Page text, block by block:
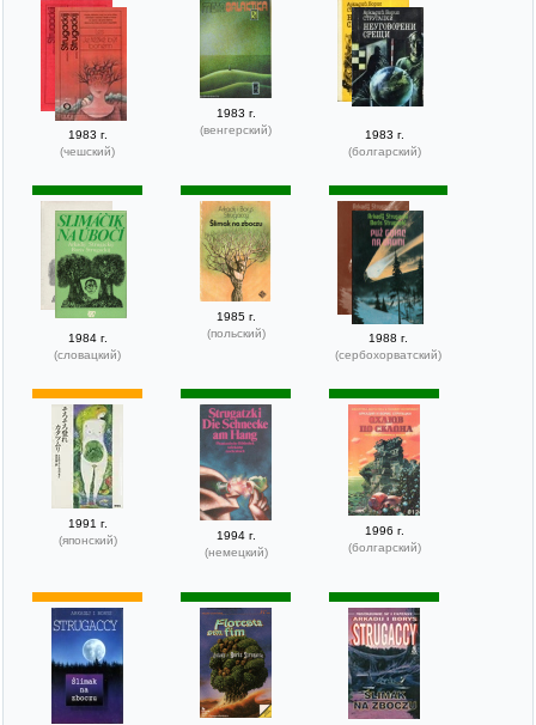
1983 г.
(чешский)
1983 г.
(венгерский)
1983 г.
(болгарский)
1984 г.
(словацкий)
1985 г.
(польский)
1988 г.
(сербохорватский)
1991 г.
(японский)
1994 г.
(немецкий)
1996 г.
(болгарский)